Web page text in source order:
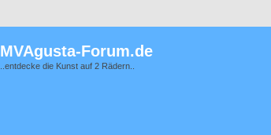
MVAgusta-Forum.de
..entdecke die Kunst auf 2 Rädern..